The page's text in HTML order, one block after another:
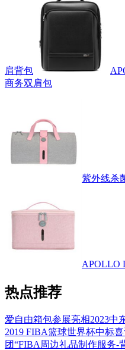
肩背包
商务双肩包
紫外线杀
APOLLO
热点推荐
爱自由箱包参展亮相2023中
2019 FIBA篮球世界杯中标
团“FIBA周边礼品制作服务-